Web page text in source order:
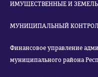
ИМУЩЕСТВЕННЫЕ И
МУНИЦИПАЛЬНЫЙ
Финансовое управление
муниципального района